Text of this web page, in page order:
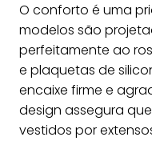
O conforto é uma
modelos são
perfeitamente ao
e plaquetas de
encaixe firme e
design assegura
vestidos por